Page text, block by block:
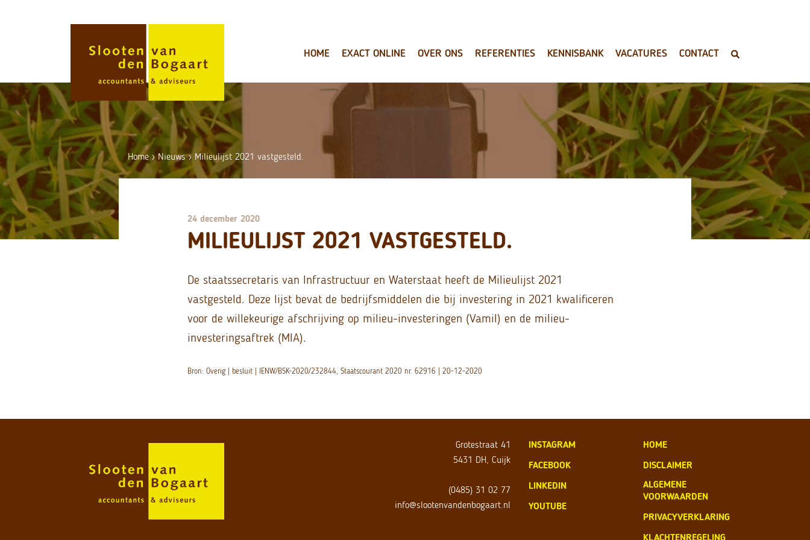
HOME EXACT ONLINE OVER ONS REFERENTIES KENNISBANK VACATURES CONTACT
Home› Nieuws› Milieulijst 2021 vastgesteld.
24 december 2020
MILIEULIJST 2021 VASTGESTELD.
De staatssecretaris van Infrastructuur en Waterstaat heeft de Milieulijst 2021
vastgesteld. Deze lijst bevat de bedrijfsmiddelen die bij investering in 2021 kwalificeren
voor de willekeurige afschrijving op milieu-investeringen (Vamil) en de milieu-
investeringsaftrek (MIA).
Bron: Overig | besluit | IENW/BSK-2020/232844, Staatscourant 2020 nr. 62916 | 20-12-2020
Grotestraat 41
5431 DH, Cuijk
(0485) 31 02 77
info@slootenvandenbogaart.nl
INSTAGRAM
FACEBOOK
LINKEDIN
YOUTUBE
HOME
DISCLAIMER
ALGEMENE
VOORWAARDEN
PRIVACYVERKLARING
KLACHTENREGELING